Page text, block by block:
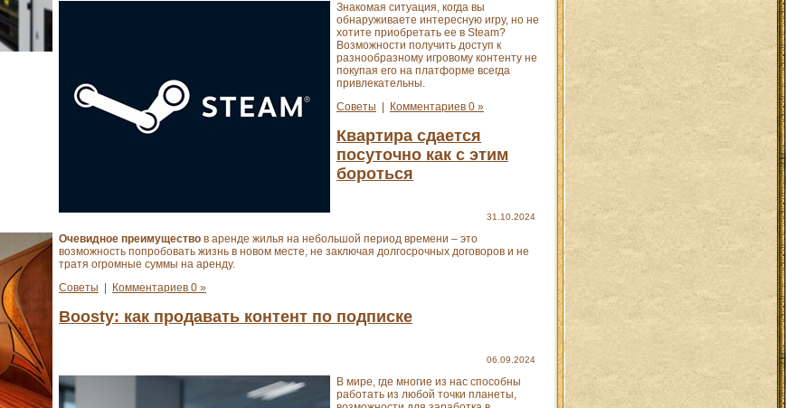
Знакомая ситуация, когда вы
обнаруживаете интересную игру, но не
хотите приобретать ее в Steam?
Возможности получить доступ к
разнообразному игровому контенту не
покупая его на платформе всегда
привлекательны.
Советы
Комментариев 0 »
Квартира сдается
посуточно как с этим
бороться
31.10.2024
Очевидное преимущество в аренде жилья на небольшой период времени – это
возможность попробовать жизнь в новом месте, не заключая долгосрочных договоров и не
тратя огромные суммы на аренду.
Советы | Комментариев 0 »
Boosty: как продавать контент по подписке
06.09.2024
В мире, где многие из нас способны
работать из любой точки планеты,